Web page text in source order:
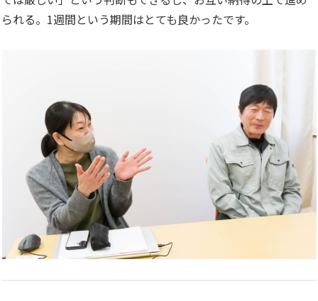
られる。1週間という期間はとても良かったです。